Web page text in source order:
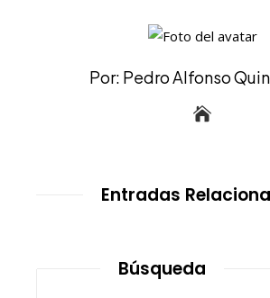
Por: Pedro Alfonso
Entradas
Búsqueda